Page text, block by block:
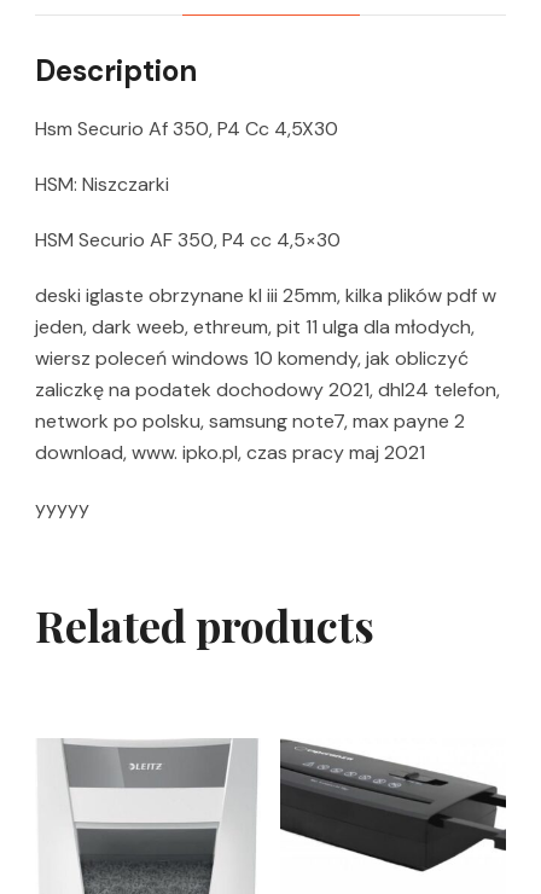
Description
Hsm Securio Af 350, P4 Cc 4,5X30
HSM: Niszczarki
HSM Securio AF 350, P4 cc 4,5×30
deski iglaste obrzynane kl iii 25mm, kilka plików pdf w
jeden, dark weeb, ethreum, pit 11 ulga dla młodych,
wiersz poleceń windows 10 komendy, jak obliczyć
zaliczkę na podatek dochodowy 2021, dhl24 telefon,
network po polsku, samsung note7, max payne 2
download, www. ipko.pl, czas pracy maj 2021
yyyyy
Related products